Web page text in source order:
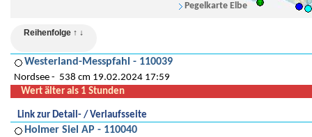
Reihenfolge ↑ ↓
Westerland-Messpfahl - 110039
Nordsee
538 cm 19.02.2024 17:59
Wert älter als 1 Stunden
Link zur Detail- / Verlaufsseite
Holmer Siel AP - 110040
Pegelkarte Elbe